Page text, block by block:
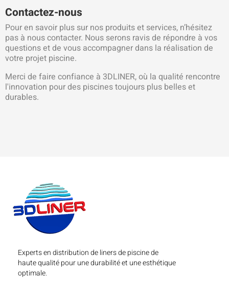
Contactez-nous
Pour en savoir plus sur nos produits et services, n’hésitez
pas à nous contacter. Nous serons ravis de répondre à vos
questions et de vous accompagner dans la réalisation de
votre projet piscine.
Merci de faire confiance à 3DLINER, où la qualité rencontre
l'innovation pour des piscines toujours plus belles et
durables.
Experts en distribution de liners de piscine de
haute qualité pour une durabilité et une esthétique
optimale.